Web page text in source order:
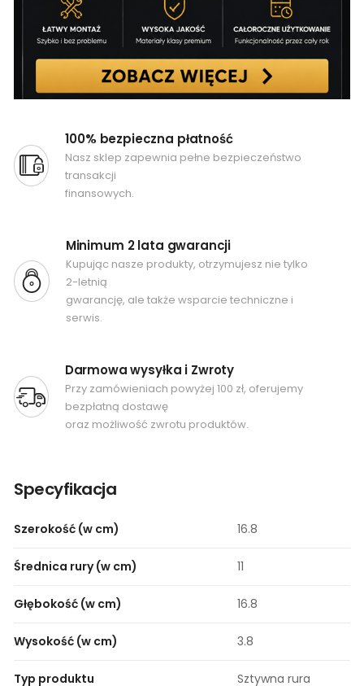
100% bezpieczna płatność
Nasz sklep zapewnia pełne bezpieczeństwo
transakcji
finansowych.
Minimum 2 lata gwarancji
Kupując nasze produkty, otrzymujesz nie tylko
2-letnią
gwarancję, ale także wsparcie techniczne i
serwis.
Darmowa wysyłka i Zwroty
Przy zamówieniach powyżej 100 zł, oferujemy
bezpłatną dostawę
oraz możliwość zwrotu produktów.
Specyfikacja
Szerokość (w cm) 16.8
Średnica rury (w cm) 11
Głębokość (w cm) 16.8
Wysokość (w cm) 3.8
Typ produktu Sztywna rura